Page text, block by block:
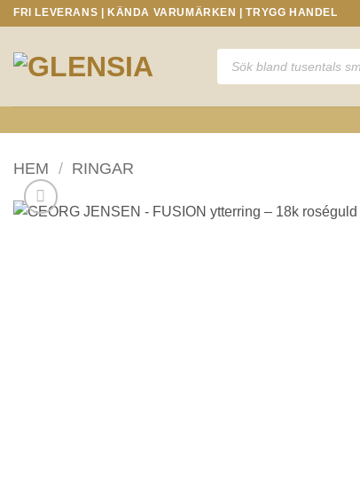
Skip
content
FRI LEVERANS | KÄNDA VARUMÄRKEN | TRYGG HANDEL
Produktsökning
HEM / RINGAR